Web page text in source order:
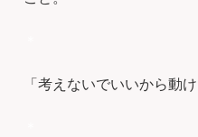
「考えないでいいから動け